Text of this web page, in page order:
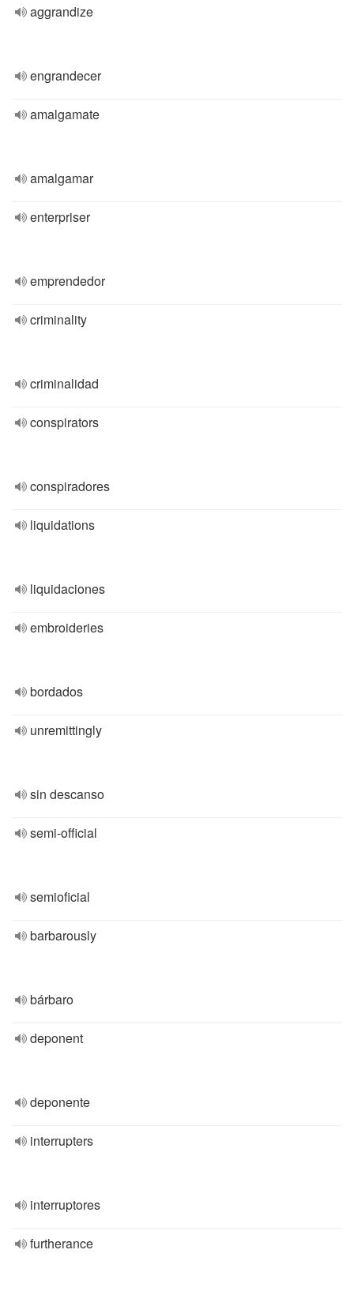
aggrandize
engrandecer
amalgamate
amalgamar
enterpriser
emprendedor
criminality
criminalidad
conspirators
conspiradores
liquidations
liquidaciones
embroideries
bordados
unremittingly
sin descanso
semi-official
semioficial
barbarously
bárbaro
deponent
deponente
interrupters
interruptores
furtherance